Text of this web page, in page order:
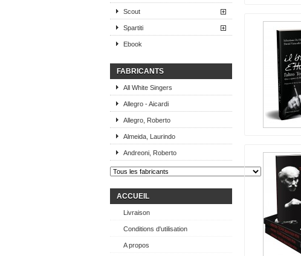
Scout
Spartiti
Ebook
FABRICANTS
All White Singers
Allegro - Aicardi
Allegro, Roberto
Almeida, Laurindo
Andreoni, Roberto
ACCUEIL
Livraison
Conditions d'utilisation
A propos